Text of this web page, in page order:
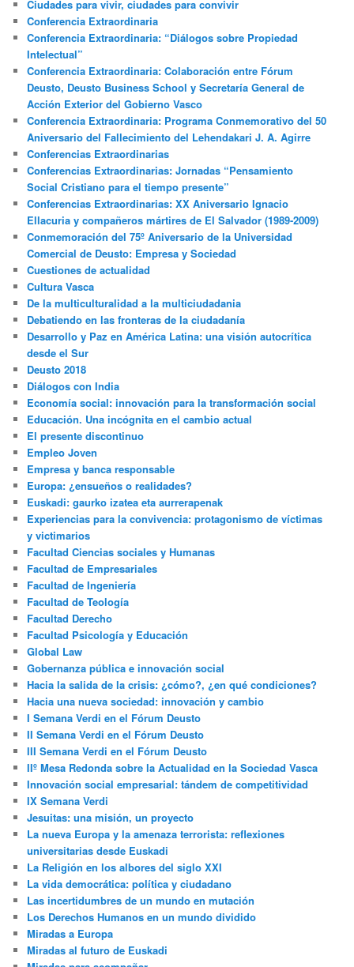
Ciudades para vivir, ciudades para convivir
Conferencia Extraordinaria
Conferencia Extraordinaria: “Diálogos sobre Propiedad
Intelectual”
Conferencia Extraordinaria: Colaboración entre Fórum
Deusto, Deusto Business School y Secretaría General de
Acción Exterior del Gobierno Vasco
Conferencia Extraordinaria: Programa Conmemorativo del 50
Aniversario del Fallecimiento del Lehendakari J. A. Agirre
Conferencias Extraordinarias
Conferencias Extraordinarias: Jornadas “Pensamiento
Social Cristiano para el tiempo presente”
Conferencias Extraordinarias: XX Aniversario Ignacio
Ellacuria y compañeros mártires de El Salvador (1989-2009)
Conmemoración del 75º Aniversario de la Universidad
Comercial de Deusto: Empresa y Sociedad
Cuestiones de actualidad
Cultura Vasca
De la multiculturalidad a la multiciudadania
Debatiendo en las fronteras de la ciudadanía
Desarrollo y Paz en América Latina: una visión autocrítica
desde el Sur
Deusto 2018
Diálogos con India
Economía social: innovación para la transformación social
Educación. Una incógnita en el cambio actual
El presente discontinuo
Empleo Joven
Empresa y banca responsable
Europa: ¿ensueños o realidades?
Euskadi: gaurko izatea eta aurrerapenak
Experiencias para la convivencia: protagonismo de víctimas
y victimarios
Facultad Ciencias sociales y Humanas
Facultad de Empresariales
Facultad de Ingeniería
Facultad de Teología
Facultad Derecho
Facultad Psicología y Educación
Global Law
Gobernanza pública e innovación social
Hacia la salida de la crisis: ¿cómo?, ¿en qué condiciones?
Hacia una nueva sociedad: innovación y cambio
I Semana Verdi en el Fórum Deusto
II Semana Verdi en el Fórum Deusto
III Semana Verdi en el Fórum Deusto
IIº Mesa Redonda sobre la Actualidad en la Sociedad Vasca
Innovación social empresarial: tándem de competitividad
IX Semana Verdi
Jesuitas: una misión, un proyecto
La nueva Europa y la amenaza terrorista: reflexiones
universitarias desde Euskadi
La Religión en los albores del siglo XXI
La vida democrática: política y ciudadano
Las incertidumbres de un mundo en mutación
Los Derechos Humanos en un mundo dividido
Miradas a Europa
Miradas al futuro de Euskadi